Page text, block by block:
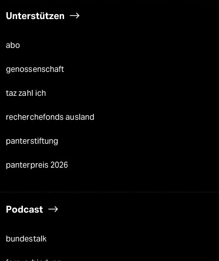
Unterstützen
abo
genossenschaft
taz zahl ich
recherchefonds ausland
panterstiftung
panterpreis 2026
Podcast
bundestalk